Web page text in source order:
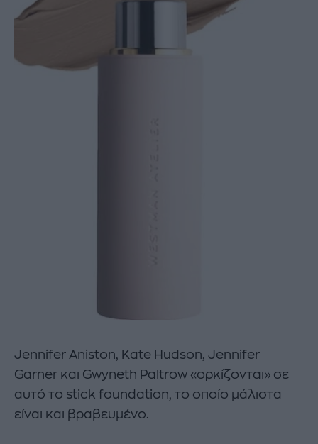
Jennifer Aniston, Kate Hudson, Jennifer
Garner και Gwyneth Paltrow «ορκίζονται» σε
αυτό το stick foundation, το οποίο μάλιστα
είναι και βραβευμένο.